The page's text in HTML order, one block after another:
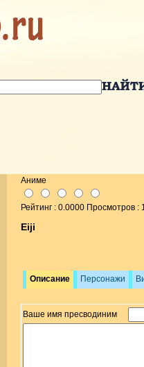
Аниме
Рейтинг : 0.0000 Просмотров :
Eiji
Описание Персонажи
Ваше имя пресводиним